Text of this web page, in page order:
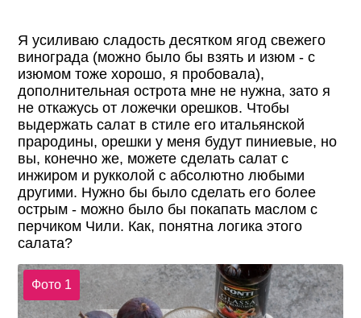
Я усиливаю сладость десятком ягод свежего
винограда (можно было бы взять и изюм - с
изюмом тоже хорошо, я пробовала),
дополнительная острота мне не нужна, зато я
не откажусь от ложечки орешков. Чтобы
выдержать салат в стиле его итальянской
прародины, орешки у меня будут пиниевые, но
вы, конечно же, можете сделать салат с
инжиром и рукколой с абсолютно любыми
другими. Нужно бы было сделать его более
острым - можно было бы покапать маслом с
перчиком Чили. Как, понятна логика этого
салата?
Фото 1